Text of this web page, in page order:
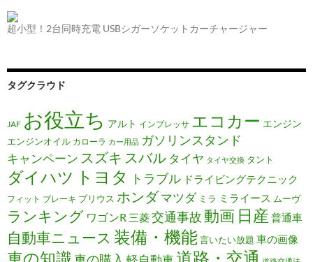
超小型！2台同時充電 USBシガーソケットカーチャージャー
タグクラウド
JAF お役立ち アルト インプレッサ エコカー エンジン
エンジンオイル カローラ カー用品 ガソリンスタンド
キャンペーン スズキ スバル タイヤ タイヤ交換 タント
ダイハツ トヨタ トラブル ドライビングテクニック
フィット ブレーキ プリウス ホンダマツダ ミラ ミライース ムーヴ
ランキング ワゴンR 三菱交通事故動画 日産 普通車
自動車ニュース 装備・機能言いたい放題 車の画像
車の知識 道路・交通